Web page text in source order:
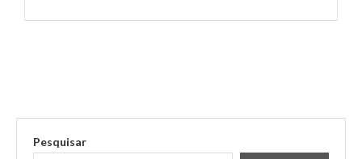
Pesquisar